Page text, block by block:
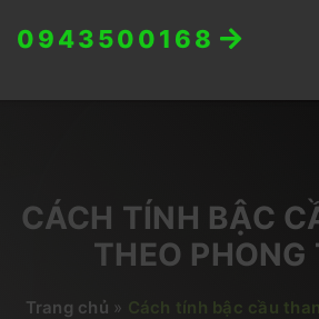
0943500168
CÁCH TÍNH BẬC
THEO PHONG
Trang chủ » Cách tính bậc cầu